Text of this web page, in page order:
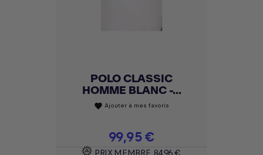
POLO CLASSIC
HOMME BLANC -...
favorite Ajouter à mes favoris
Prix
99,95 €